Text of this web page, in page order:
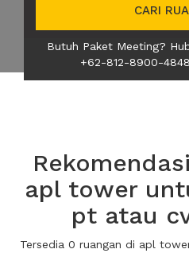
CARI
Butuh Paket Meeting?
+62-812-8900-
apl tower
pt atau
Tersedia 0 ruangan di apl